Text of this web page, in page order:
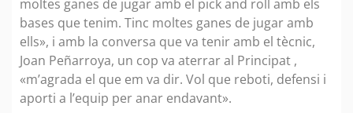
moltes ganes de jugar amb el pick and roll amb els
bases que tenim. Tinc moltes ganes de jugar amb
ells», i amb la conversa que va tenir amb el tècnic,
Joan Peñarroya, un cop va aterrar al Principat ,
«m’agrada el que em va dir. Vol que reboti, defensi i
aporti a l’equip per anar endavant».